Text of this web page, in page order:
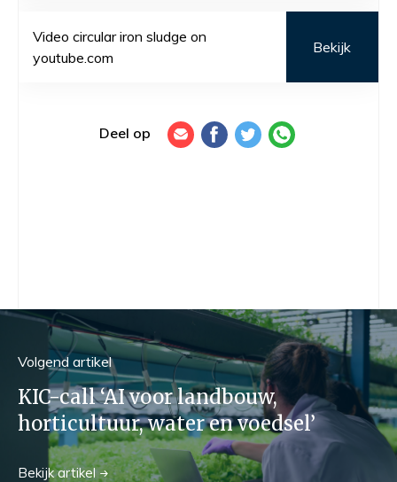
Video circular iron sludge on
youtube.com
Bekijk
Deel op
Volgend artikel
KIC-call ‘AI voor landbouw,
horticultuur, water en voedsel’
Bekijkartikel